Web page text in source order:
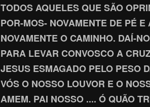
TODOS AQUELES QUE SÃO
POR-MOS- NOVAMENTE DE PÉ
NOVAMENTE O CAMINHO. DAÍ-
PARA LEVAR CONVOSCO A
JESUS ESMAGADO PELO PESO
VÓS O NOSSO LOUVOR E O
AMEM. PAI NOSSO .... Ó QUÃO